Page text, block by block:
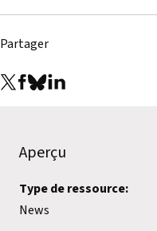
Partager
Aperçu
Type de ressource:
News